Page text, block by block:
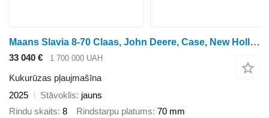
Maans Slavia 8-70 Claas, John Deere, Case, New Holland
33 040 € 1 700 000 UAH
Kukurūzas pļaujmašīna
2025
Stāvoklis jauns
Rindu skaits 8 Rindstarpu platums 70 mm